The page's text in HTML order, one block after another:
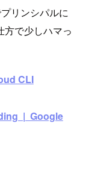
リンシパルに
方で少しハマっ
CLI
| Google